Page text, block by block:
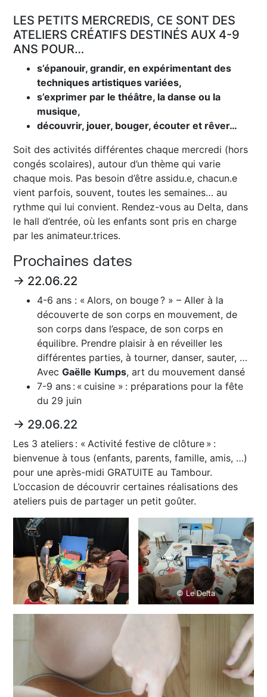
LES PETITS MERCREDIS, CE SONT DES
ATELIERS CRÉATIFS DESTINÉS AUX 4-9
ANS POUR…
s’épanouir, grandir, en expérimentant des
techniques artistiques variées,
s’exprimer par le théâtre, la danse ou la
musique,
découvrir, jouer, bouger, écouter et rêver…
Soit des activités différentes chaque mercredi (hors
congés scolaires), autour d’un thème qui varie
chaque mois. Pas besoin d’être assidu.e, chacun.e
vient parfois, souvent, toutes les semaines… au
rythme qui lui convient. Rendez-vous au Delta, dans
le hall d’entrée, où les enfants sont pris en charge
par les animateur.trices.
Prochaines dates
→ 22.06.22
4-6 ans : « Alors, on bouge ? » – Aller à la
découverte de son corps en mouvement, de
son corps dans l’espace, de son corps en
équilibre. Prendre plaisir à en réveiller les
différentes parties, à tourner, danser, sauter, …
AvecGaëlle Kumps, art du mouvement dansé
7-9 ans : « cuisine » : préparations pour la fête
du 29 juin
→ 29.06.22
Les 3 ateliers : « Activité festive de clôture » :
bienvenue à tous (enfants, parents, famille, amis, …)
pour une après-midi GRATUITE au Tambour.
L’occasion de découvrir certaines réalisations des
ateliers puis de partager un petit goûter.
© Le Delta